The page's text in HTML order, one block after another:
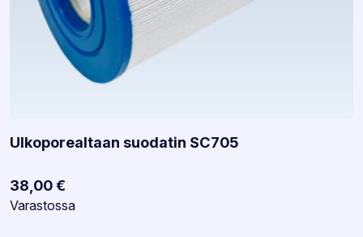
Ulkoporealtaan suodatin SC705
38,00€
Varastotilanne:
Varastossa